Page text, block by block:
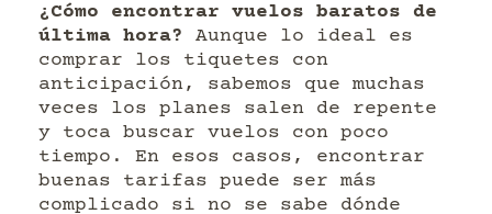
¿Cómo encontrar vuelos baratos de
última hora? Aunque lo ideal es
comprar los tiquetes con
anticipación, sabemos que muchas
veces los planes salen de repente
y toca buscar vuelos con poco
tiempo. En esos casos, encontrar
buenas tarifas puede ser más
complicado si no se sabe dónde